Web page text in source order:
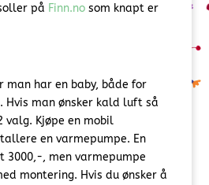
på Finn.no som knapt er
har en baby, både for
Hvis man ønsker kald luft så
valg. Kjøpe en mobil
en varmepumpe. En
3000,-, men varmepumpe
montering. Hvis du ønsker å